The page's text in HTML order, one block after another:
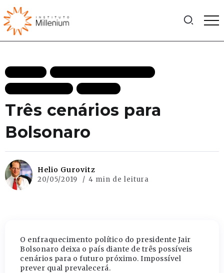
Três cenários para
Bolsonaro
Helio Gurovitz
20/05/2019 4 min de leitura
O enfraquecimento político do presidente Jair
Bolsonaro deixa o país diante de três possíveis
cenários para o futuro próximo. Impossível
prever qual prevalecerá.